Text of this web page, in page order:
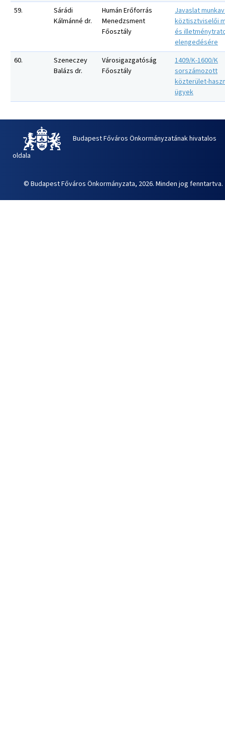
59.
Sárádi
Kálmánné dr.
Humán Erőforrás
Menedzsment
Főosztály
Javaslat
köztisztviselői
és
elengedésére
60.
Szeneczey
Balázs dr.
Városigazgatóság
Főosztály
1409/K-1600/K
sorszámozott
közterület-
ügyek
Budapest Főváros Önkormányzatának hivatalos
oldala
© Budapest Főváros Önkormányzata, 2026. Minden jog fenntartva.